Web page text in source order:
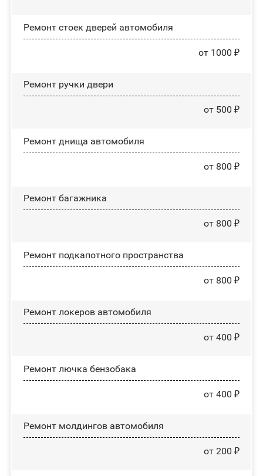
Ремонт стоек дверей автомобиля
от 1000 ₽
Ремонт ручки двери
от 500 ₽
Ремонт днища автомобиля
от 800 ₽
Ремонт багажника
от 800 ₽
Ремонт подкапотного пространства
от 800 ₽
Ремонт лoĸepoв автомобиля
от 400 ₽
Ремонт лючка бензобака
от 400 ₽
Ремонт молдингов автомобиля
от 200 ₽